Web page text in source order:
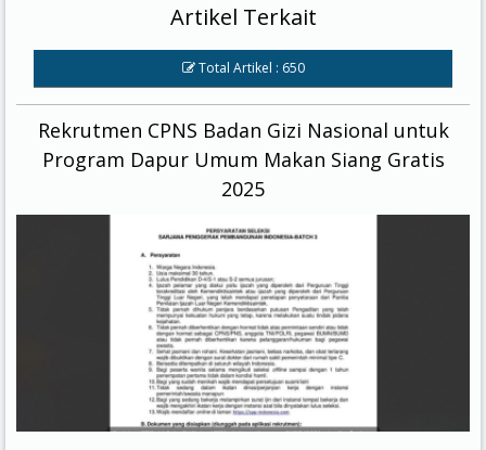
Artikel Terkait
Total Artikel : 650
Rekrutmen CPNS Badan Gizi Nasional untuk
Program Dapur Umum Makan Siang Gratis
2025